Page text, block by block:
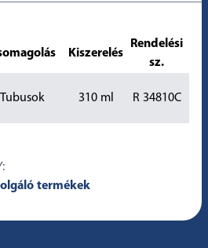
Kiszerelés
Rendelési
sz.
Tubusok 310 ml R 34810C
termékek